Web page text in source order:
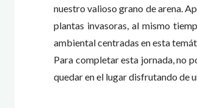
nuestro valioso grano de arena.
plantas invasoras, al mismo
ambiental centradas en esta
Para completar esta jornada, no
quedar en el lugar disfrutando de